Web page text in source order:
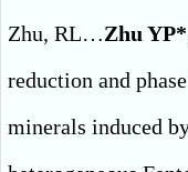
Zhu, RL…Zhu YP*
reduction and
minerals induced